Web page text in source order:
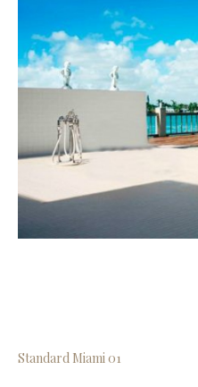
Standard Miami 01